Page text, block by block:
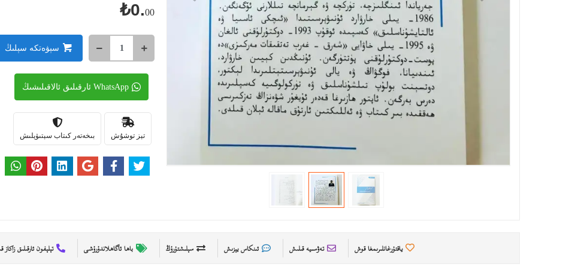
₺0.00
سېۋەتكە سېلىڭ
WhatsApp ئارقىلىق ئالاقىلىشىڭ
تېز توشۇش بىخەتەر كىتاب سېتىۋېلىش
ياقتۇرغانلىرىمغا قوش تەۋسىيە قىلىش ئىنكاس يېزىش سېلىشتۇرۇڭ باھا ئاگاھلاندۇرۇشى تېلېفون ئارقىلىق زاكاز